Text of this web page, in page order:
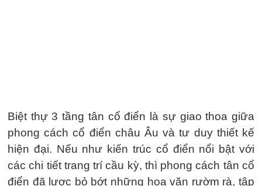
Biệt thự 3 tầng tân cổ điển là sự giao thoa giữa
phong cách cổ điển châu Âu và tư duy thiết kế
hiện đại. Nếu như kiến trúc cổ điển nổi bật với
các chi tiết trang trí cầu kỳ, thì phong cách tân cổ
điển đã lược bỏ bớt những hoa văn rườm rà, tập